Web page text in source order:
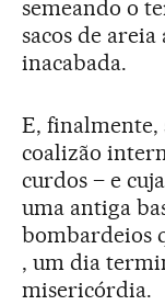
semeando o
sacos de
inacabada.
E, finalmente,
coalizão
curdos – e
uma antiga
bombardeios
, um dia
misericórdia.